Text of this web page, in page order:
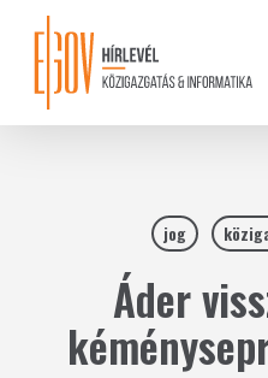
content
jog
Áder